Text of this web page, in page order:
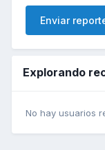
Enviar
Explorando
No hay usuarios